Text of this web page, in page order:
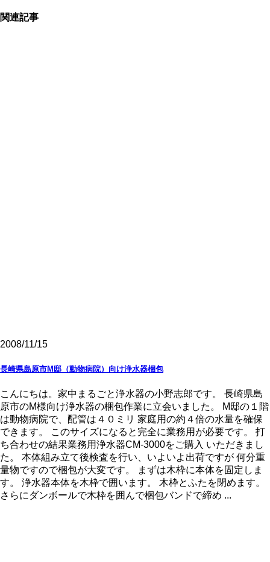
関連記事
2008/11/15
長崎県島原市M邸（動物病院）向け浄水器梱包
こんにちは。家中まるごと浄水器の小野志郎です。 長崎県島
原市のM様向け浄水器の梱包作業に立会いました。 M邸の１階
は動物病院で、配管は４０ミリ 家庭用の約４倍の水量を確保
できます。 このサイズになると完全に業務用が必要です。 打
ち合わせの結果業務用浄水器CM-3000をご購入 いただきまし
た。 本体組み立て後検査を行い、いよいよ出荷ですが 何分重
量物ですので梱包が大変です。 まずは木枠に本体を固定しま
す。 浄水器本体を木枠で囲います。 木枠とふたを閉めます。
さらにダンボールで木枠を囲んで梱包バンドで締め ...